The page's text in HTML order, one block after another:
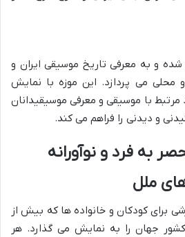
افتتاح شده و به معرفی تاریخ موسیقی ایران و
محلی می پردازد. این موزه با نمایش
مرتبط با موسیقی و معرفی موسیقیدانان
و دیدنی را فراهم می کند.
ملل
برای کودکان و خانواده ها که بیش از
عروسک از ۸۰ کشور جهان را به نمایش می گذارد. هر